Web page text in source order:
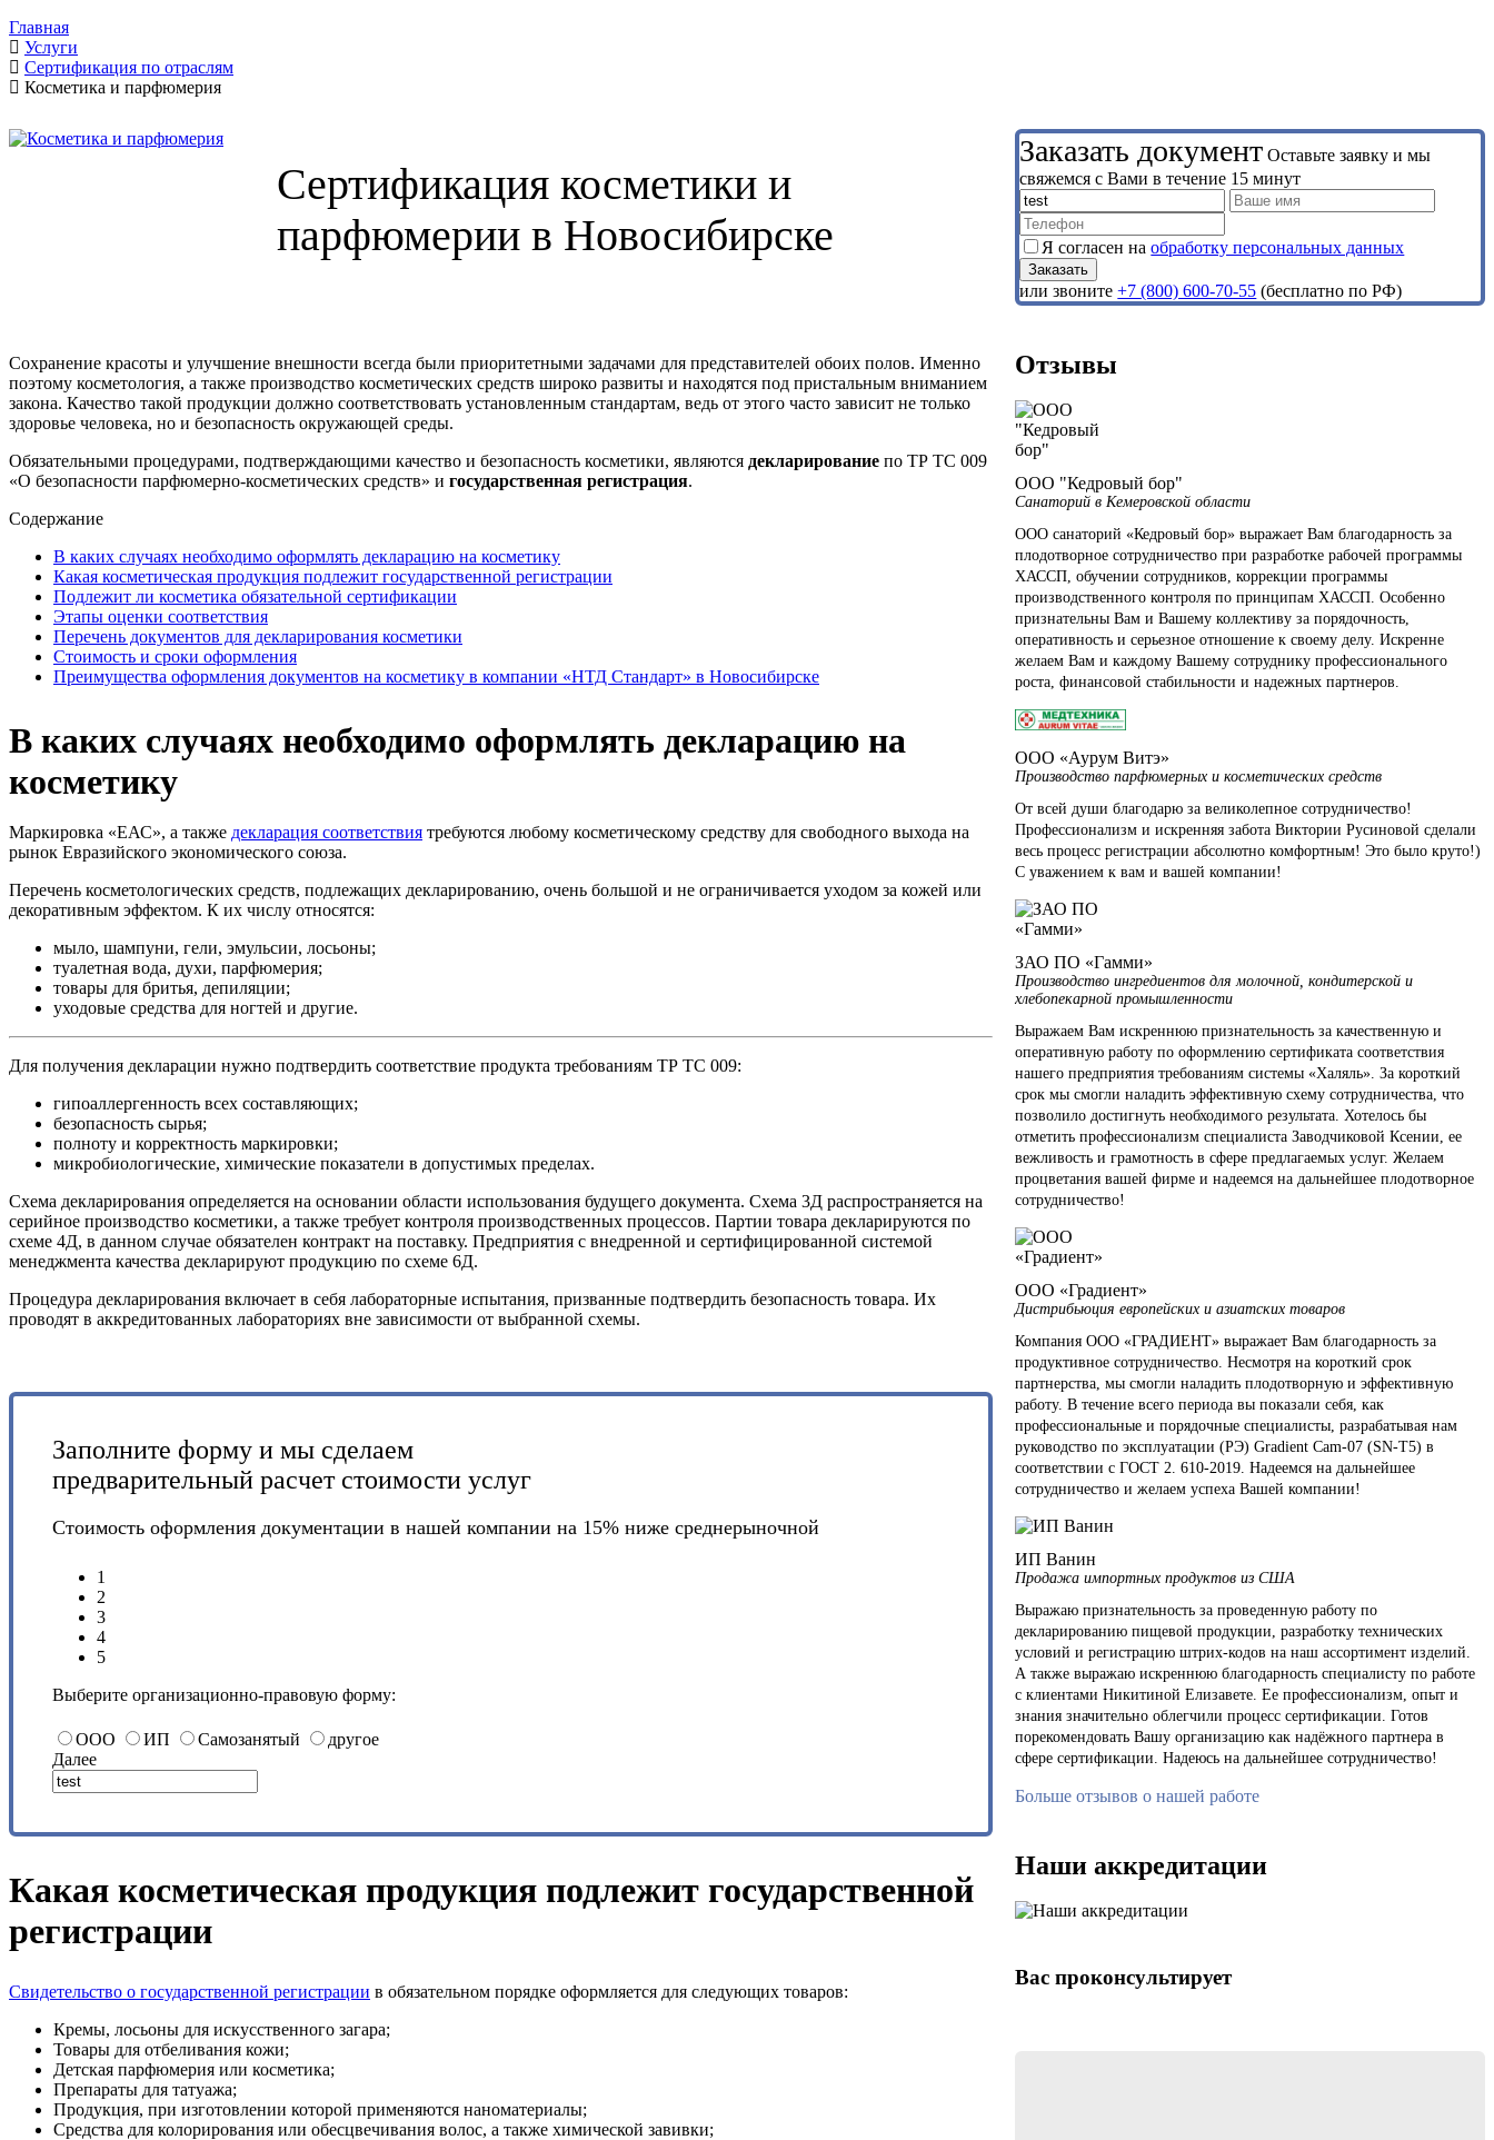
Главная
Услуги
Сертификация по отраслям
Косметика и парфюмерия
Сертификация косметики и
парфюмерии в Новосибирске
Сохранение красоты и улучшение внешности всегда были приоритетными задачами для представителей обоих полов. Именно
поэтому косметология, а также производство косметических средств широко развиты и находятся под пристальным вниманием
закона. Качество такой продукции должно соответствовать установленным стандартам, ведь от этого часто зависит не только
здоровье человека, но и безопасность окружающей среды.
Обязательными процедурами, подтверждающими качество и безопасность косметики, являются декларирование по ТР ТС 009
«О безопасности парфюмерно-косметических средств» и государственная регистрация.
Содержание
В каких случаях необходимо оформлять декларацию на косметику
Какая косметическая продукция подлежит государственной регистрации
Подлежит ли косметика обязательной сертификации
Этапы оценки соответствия
Перечень документов для декларирования косметики
Стоимость и сроки оформления
Преимущества оформления документов на косметику в компании «НТД Стандарт» в Новосибирске
В каких случаях необходимо оформлять декларацию на
косметику
Маркировка «ЕАС», а также декларация соответствия требуются любому косметическому средству для свободного выхода на
рынок Евразийского экономического союза.
Перечень косметологических средств, подлежащих декларированию, очень большой и не ограничивается уходом за кожей или
декоративным эффектом. К их числу относятся:
мыло, шампуни, гели, эмульсии, лосьоны;
туалетная вода, духи, парфюмерия;
товары для бритья, депиляции;
уходовые средства для ногтей и другие.
Для получения декларации нужно подтвердить соответствие продукта требованиям ТР ТС 009:
гипоаллергенность всех составляющих;
безопасность сырья;
полноту и корректность маркировки;
микробиологические, химические показатели в допустимых пределах.
Схема декларирования определяется на основании области использования будущего документа. Схема 3Д распространяется на
серийное производство косметики, а также требует контроля производственных процессов. Партии товара декларируются по
схеме 4Д, в данном случае обязателен контракт на поставку. Предприятия с внедренной и сертифицированной системой
менеджмента качества декларируют продукцию по схеме 6Д.
Процедура декларирования включает в себя лабораторные испытания, призванные подтвердить безопасность товара. Их
проводят в аккредитованных лабораториях вне зависимости от выбранной схемы.
Заполните форму и мы сделаем
предварительный расчет стоимости услуг
Стоимость оформления документации в нашей компании на 15% ниже среднерыночной
1
2
3
4
5
Выберите организационно-правовую форму:
ООО ИП Самозанятый
другое
Далее
Какая косметическая продукция подлежит государственной
регистрации
Свидетельство о государственной регистрации в обязательном порядке оформляется для следующих товаров:
Кремы, лосьоны для искусственного загара;
Товары для отбеливания кожи;
Детская парфюмерия или косметика;
Препараты для татуажа;
Продукция, при изготовлении которой применяются наноматериалы;
Средства для колорирования или обесцвечивания волос, а также химической завивки;
Заказать документ Оставьте заявку и мы
свяжемся с Вами в течение 15 минут
Я согласен наобработку персональных данных
или звоните+7 (800) 600-70-55 (бесплатно по РФ)
Отзывы
ООО "Кедровый бор"
Санаторий в Кемеровской области
ООО санаторий «Кедровый бор» выражает Вам благодарность за
плодотворное сотрудничество при разработке рабочей программы
ХАССП, обучении сотрудников, коррекции программы
производственного контроля по принципам ХАССП. Особенно
признательны Вам и Вашему коллективу за порядочность,
оперативность и серьезное отношение к своему делу. Искренне
желаем Вам и каждому Вашему сотруднику профессионального
роста, финансовой стабильности и надежных партнеров.
ООО «Аурум Витэ»
Производство парфюмерных и косметических средств
От всей души благодарю за великолепное сотрудничество!
Профессионализм и искренняя забота Виктории Русиновой сделали
весь процесс регистрации абсолютно комфортным! Это было круто!)
С уважением к вам и вашей компании!
ЗАО ПО «Гамми»
Производство ингредиентов для молочной, кондитерской и
хлебопекарной промышленности
Выражаем Вам искреннюю признательность за качественную и
оперативную работу по оформлению сертификата соответствия
нашего предприятия требованиям системы «Халяль». За короткий
срок мы смогли наладить эффективную схему сотрудничества, что
позволило достигнуть необходимого результата. Хотелось бы
отметить профессионализм специалиста Заводчиковой Ксении, ее
вежливость и грамотность в сфере предлагаемых услуг. Желаем
процветания вашей фирме и надеемся на дальнейшее плодотворное
сотрудничество!
ООО «Градиент»
Дистрибьюция европейских и азиатских товаров
Компания ООО «ГРАДИЕНТ» выражает Вам благодарность за
продуктивное сотрудничество. Несмотря на короткий срок
партнерства, мы смогли наладить плодотворную и эффективную
работу. В течение всего периода вы показали себя, как
профессиональные и порядочные специалисты, разрабатывая нам
руководство по эксплуатации (РЭ) Gradient Cam-07 (SN-T5) в
соответствии с ГОСТ 2. 610-2019. Надеемся на дальнейшее
сотрудничество и желаем успеха Вашей компании!
ИП Ванин
Продажа импортных продуктов из США
Выражаю признательность за проведенную работу по
декларированию пищевой продукции, разработку технических
условий и регистрацию штрих-кодов на наш ассортимент изделий.
А также выражаю искреннюю благодарность специалисту по работе
с клиентами Никитиной Елизавете. Ее профессионализм, опыт и
знания значительно облегчили процесс сертификации. Готов
порекомендовать Вашу организацию как надёжного партнера в
сфере сертификации. Надеюсь на дальнейшее сотрудничество!
Больше отзывов о нашей работе
Наши аккредитации
Вас проконсультирует